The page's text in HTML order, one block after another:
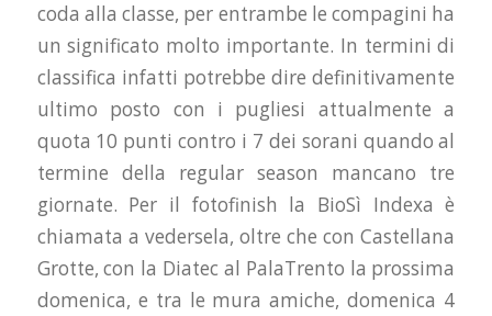
coda alla classe, per entrambe le compagini ha
un significato molto importante. In termini di
classifica infatti potrebbe dire definitivamente
ultimo posto con i pugliesi attualmente a
quota 10 punti contro i 7 dei sorani quando al
termine della regular season mancano tre
giornate. Per il fotofinish la BioSì Indexa è
chiamata a vedersela, oltre che con Castellana
Grotte, con la Diatec al PalaTrento la prossima
domenica, e tra le mura amiche, domenica 4